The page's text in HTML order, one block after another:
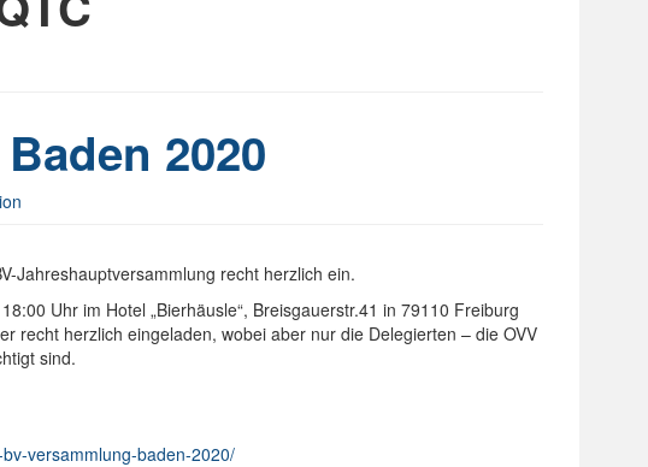
2020
Jahreshauptversammlung recht herzlich ein.
Uhr im Hotel „Bierhäusle“, Breisgauerstr.41 in 79110 Freiburg
recht herzlich eingeladen, wobei aber nur die Delegierten – die OVV
sind.
versammlung-baden-2020/